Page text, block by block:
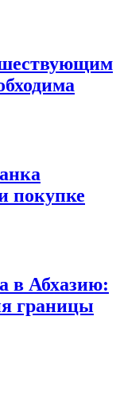
покупке
в Абхазию:
границы